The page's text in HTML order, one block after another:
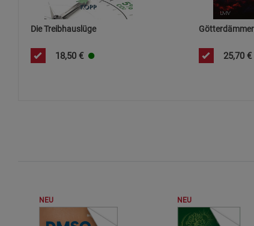
Die Treibhauslüge
18,50 € 25,70 €
NEU NEU